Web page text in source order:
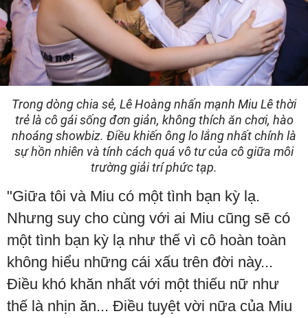
Trong dòng chia sẻ, Lê Hoàng nhấn mạnh Miu Lê thời
trẻ là cô gái sống đơn giản, không thích ăn chơi, hào
nhoáng showbiz. Điều khiến ông lo lắng nhất chính là
sự hồn nhiên và tính cách quá vô tư của cô giữa môi
trường giải trí phức tạp.
"Giữa tôi và Miu có một tình bạn kỳ lạ.
Nhưng suy cho cùng với ai Miu cũng sẽ có
một tình bạn kỳ lạ như thế vì cô hoàn toàn
không hiểu những cái xấu trên đời này...
Điều khó khăn nhất với một thiếu nữ như
thế là nhịn ăn... Điều tuyệt vời nữa của Miu